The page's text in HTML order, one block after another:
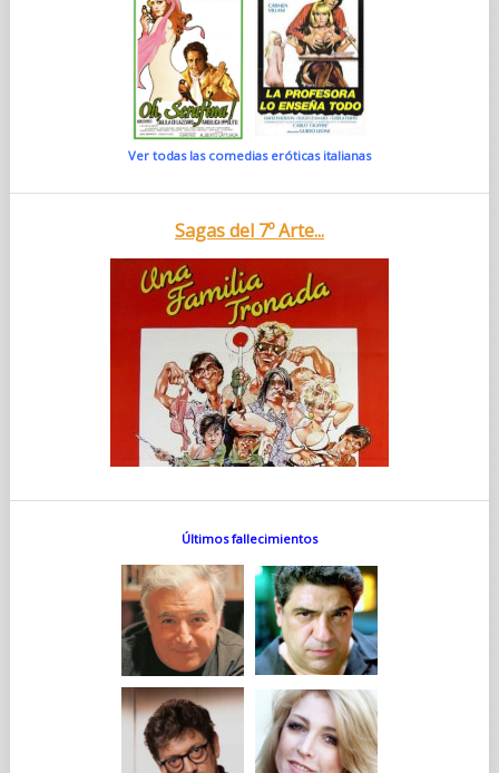
Ver todas las comedias eróticas italianas
Sagas del 7º Arte...
Últimos fallecimientos